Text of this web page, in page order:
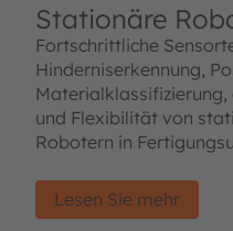
Stationäre
Fortschrittliche
Hinderniserkennung,
Materialklassifizierung,
und Flexibilität von
Robotern in
Lesen Sie mehr